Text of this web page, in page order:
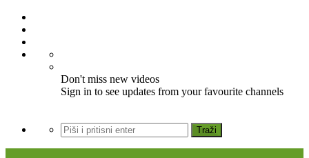
Don't miss new videos
Sign in to see updates from your favourite channels